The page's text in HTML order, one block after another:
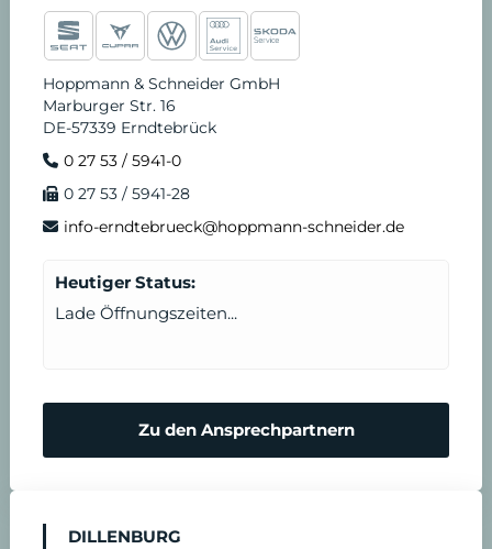
Hoppmann & Schneider GmbH
Marburger Str. 16
DE-57339 Erndtebrück
0 27 53 / 5941-0
0 27 53 / 5941-28
info-erndtebrueck@hoppmann-schneider.de
Heutiger Status:
Lade Öffnungszeiten...
Zu den Ansprechpartnern
DILLENBURG